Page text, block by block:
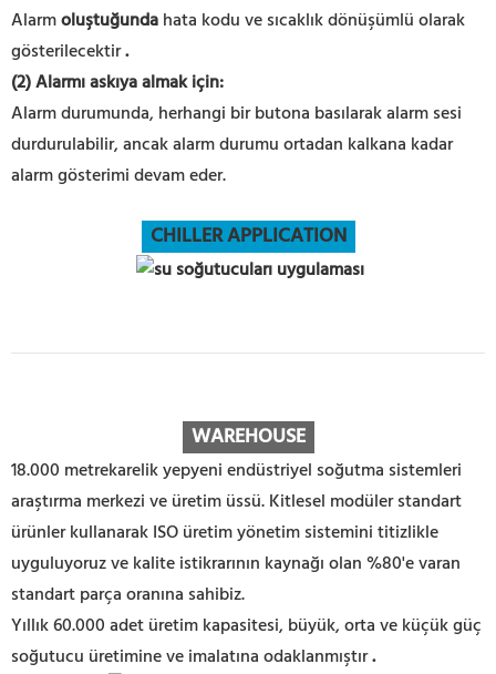
Alarmoluştuğundahata kodu ve sıcaklık dönüşümlü olarak
gösterilecektir.
(2) Alarmı askıya almak için:
Alarm durumunda, herhangi bir butona basılarak alarm sesi
durdurulabilir, ancak alarm durumu ortadan kalkana kadar
alarm gösterimi devam eder.
CHILLER APPLICATION
WAREHOUSE
18.000 metrekarelik yepyeni endüstriyel soğutma sistemleri
araştırma merkezi ve üretim üssü. Kitlesel modüler standart
ürünler kullanarak ISO üretim yönetim sistemini titizlikle
uyguluyoruz ve kalite istikrarının kaynağı olan %80'e varan
standart parça oranına sahibiz.
Yıllık 60.000 adet üretim kapasitesi, büyük, orta ve küçük güç
soğutucu üretimine ve imalatına odaklanmıştır.